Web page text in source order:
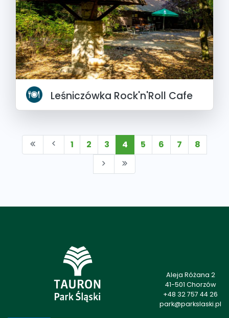
Leśniczówka Rock'n'Roll Cafe
1 2 3 4 5 6 7 8
Aleja Różana 2
41-501 Chorzów
+48 32 757 44 26
park@parkslaski.pl